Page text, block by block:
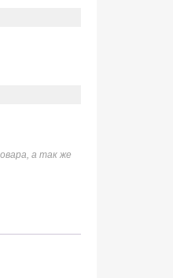
а так же